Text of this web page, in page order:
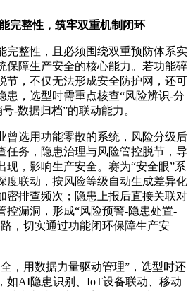
完整性，筑牢双重机制闭环
完整性，且必须围绕双重预防体系实
保障生产安全的核心能力。若功能碎
节，不仅无法形成安全防护网，还可
患，选型时需重点核查“风险辨识-分
-数据归档”的联动能力。
曾选用功能零散的系统，风险分级后
任务，隐患治理与风险管控脱节，导
现，影响生产安全。赛为“安全眼”系
度联动，按风险等级自动生成差异化
密排查频次；隐患上报后直接关联对
控漏洞，形成“风险预警-隐患处置-
，切实通过功能闭环保障生产安
，用数据力量驱动管理”，选型时还
如AI隐患识别、IoT设备联动、移动